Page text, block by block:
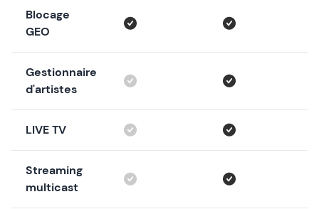
Blocage
GEO
Gestionnaire
d'artistes
LIVE TV
Streaming
multicast